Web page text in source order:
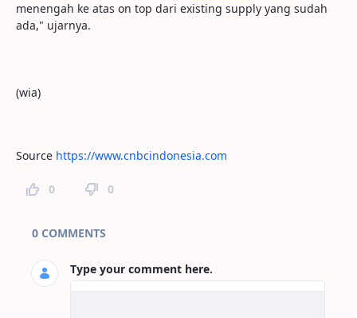
menengah ke atas on top dari existing supply yang sudah
ada," ujarnya.
(wia)
Source https://www.cnbcindonesia.com
0 0
Page Comments
0 COMMENTS
Type your comment here.